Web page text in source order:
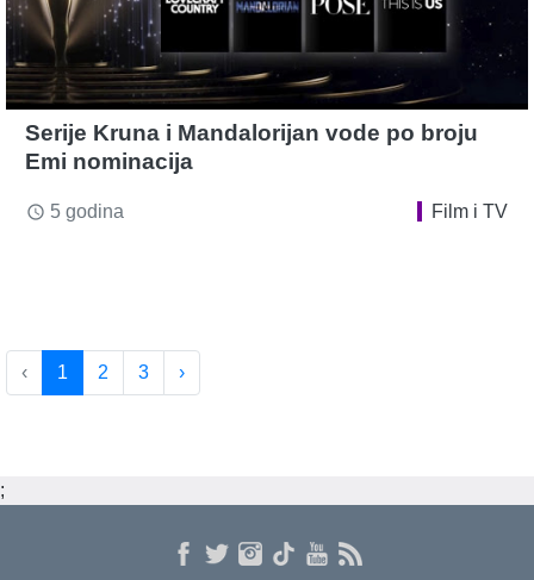
Serije Kruna i Mandalorijan vode po broju
Emi nominacija
access_time 5 godina Film i TV
‹ 1 2 3 ›
;